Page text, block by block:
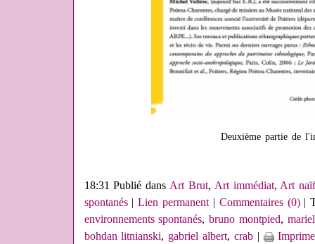
Deuxième partie de
18:31 Publié dansArt Brut, Art immédiat,Art
spontanés|Lien permanent| Commentaires (0)|
environnements spontanés,bruno montpied,
bohdan litnianski, gabriel albert, crab|